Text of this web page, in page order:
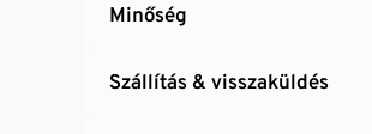
Minőség
Szállítás & visszaküldés